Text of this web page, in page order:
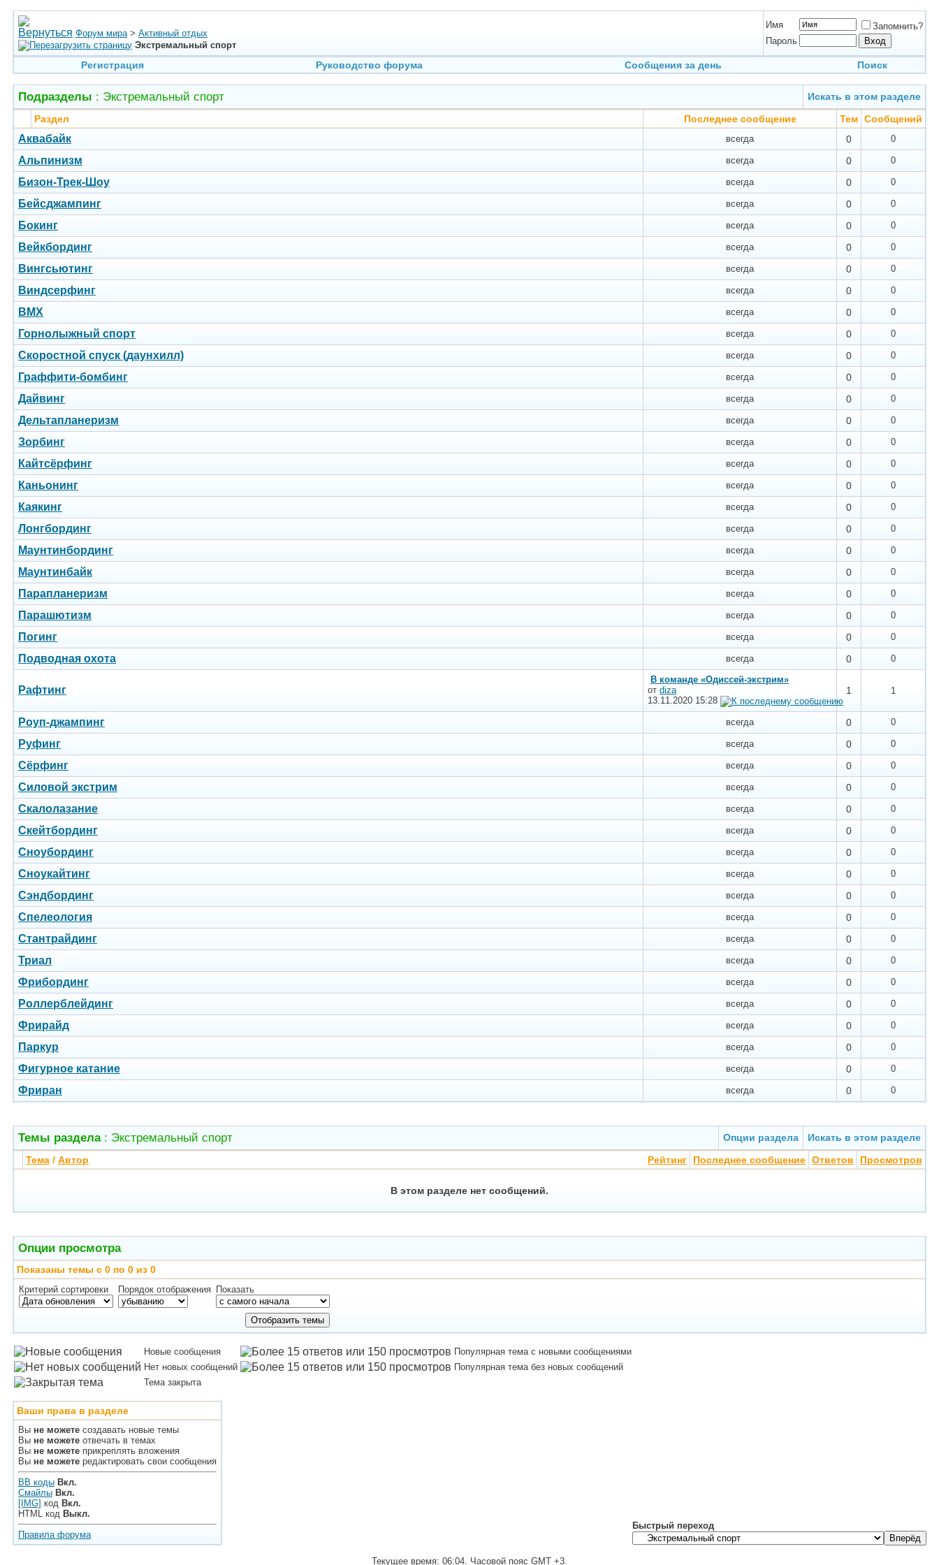
Форум мира > Активный отдых
Экстремальный спорт
Имя
Запомнить?
Пароль
Регистрация Руководство форума Сообщения за день Поиск
Подразделы : Экстремальный спорт
Искать в этом разделе
Раздел
Последнее сообщение Тем Сообщений
Аквабайк всегда 0 0
Альпинизм всегда 0 0
Бизон-Трек-Шоу всегда 0 0
Бейсджампинг всегда 0 0
Бокинг всегда 0 0
Вейкбординг всегда 0 0
Вингсьютинг всегда 0 0
Виндсерфинг всегда 0 0
BMX всегда 0 0
Горнолыжный спорт всегда 0 0
Скоростной спуск (даунхилл) всегда 0 0
Граффити-бомбинг всегда 0 0
Дайвинг всегда 0 0
Дельтапланеризм всегда 0 0
Зорбинг всегда 0 0
Кайтсёрфинг всегда 0 0
Каньонинг всегда 0 0
Каякинг всегда 0 0
Лонгбординг всегда 0 0
Маунтинбординг всегда 0 0
Маунтинбайк всегда 0 0
Парапланеризм всегда 0 0
Парашютизм всегда 0 0
Погинг всегда 0 0
Подводная охота всегда 0 0
Рафтинг
В команде «Одиссей-экстрим»
от diza
13.11.2020 15:28
1 1
Роуп-джампинг всегда 0 0
Руфинг всегда 0 0
Сёрфинг всегда 0 0
Силовой экстрим всегда 0 0
Скалолазание всегда 0 0
Скейтбординг всегда 0 0
Сноубординг всегда 0 0
Сноукайтинг всегда 0 0
Сэндбординг всегда 0 0
Спелеология всегда 0 0
Стантрайдинг всегда 0 0
Триал всегда 0 0
Фрибординг всегда 0 0
Роллерблейдинг всегда 0 0
Фрирайд всегда 0 0
Паркур всегда 0 0
Фигурное катание всегда 0 0
Фриран всегда 0 0
Темы раздела: Экстремальный спорт Опции раздела
Искать в этом разделе
Рейтинг
Тема / Автор Последнее сообщение Ответов Просмотров
В этом разделе нет сообщений.
Опции просмотра
Показаны темы с 0 по 0 из 0
Критерий сортировки Порядок отображения Показать
Новые сообщения
Популярная тема с новыми сообщениями
Нет новых сообщений
Популярная тема без новых сообщений
Тема закрыта
Ваши права в разделе
Вы не можете создавать новые темы
Вы не можете отвечать в темах
Вы не можете прикреплять вложения
Вы не можете редактировать свои сообщения
BB коды Вкл.
Смайлы Вкл.
[IMG] код Вкл.
HTML код Выкл.
Правила форума
Быстрый переход
Текущее время: 06:04. Часовой пояс GMT +3.